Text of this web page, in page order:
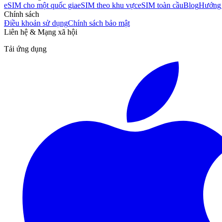
eSIM cho một quốc giaeSIM theo khu vựceSIM toàn cầuBlogHướng
Chính sách
Điều khoản sử dụngChính sách bảo mật
Liên hệ & Mạng xã hội
Tải ứng dụng